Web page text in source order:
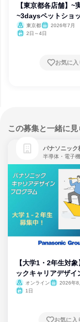
【東京都各店舗】~
~3daysペットショ
体験東京都
2026年7月
2日～4日
お気に入
この募集と一緒に
パナソニック
半導体・電子
【大学1・2年生対
ックキャリアデザイ
ム
オンライン
2026年8
1日
お気に入